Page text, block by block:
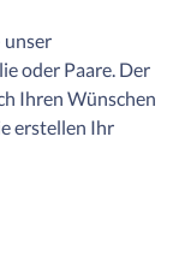
unser
oder Paare. Der
Ihren Wünschen
erstellen Ihr